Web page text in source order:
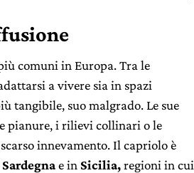
comuni in Europa. Tra le
a vivere sia in spazi
tangibile, suo malgrado. Le sue
pianure, i rilievi collinari o le
innevamento. Il capriolo è
Sardegnae in Sicilia,regioni in cui